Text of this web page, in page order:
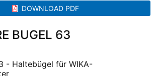
DOWNLOAD PDF
BUGEL 63
- Haltebügel für WIKA-